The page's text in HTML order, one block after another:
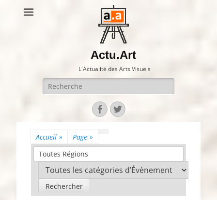
Actu.Art
L'Actualité des Arts Visuels
Recherche
pour:
Facebook
Twitter
Accueil » Page »
Toutes Régions